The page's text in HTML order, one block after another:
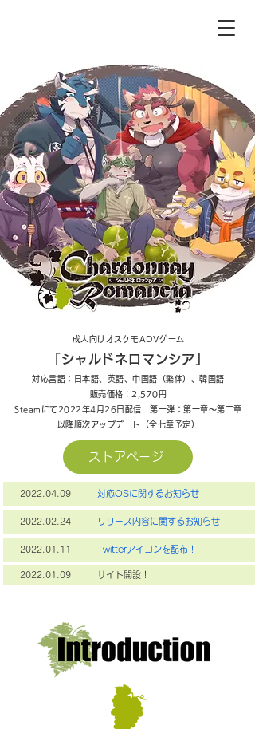
成人向けオスケモADVゲーム
「シャルドネロマンシア」
対応言語：日本語、英語、中国語（繁体）、韓国語
販売価格：2,570円
Steamにて2022年4月26日 配信第一弾：第一章～第二章
​以降順次アップデート（全七章予定）
2022.04.09 対応OSに関するお知らせ
2022.02.24 リリース内容に関するお知らせ
2022.01.11 Twitterアイコンを配布！
2022.01.09サイト開設！
ストアページ